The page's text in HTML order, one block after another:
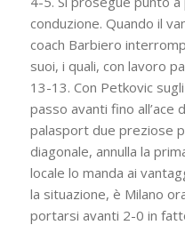
conduzione. Quando il
coach Barbiero
suoi, i quali, con lavoro
13-13. Con Petkovic
passo avanti fino all’ace
palasport due preziose
diagonale, annulla la
locale lo manda ai
la situazione, è Milano
portarsi avanti 2-0 in